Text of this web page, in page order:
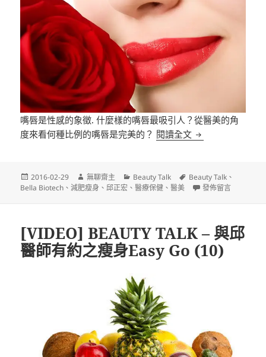
嘴唇是性感的象徵. 什麼樣的嘴唇最吸引人？從醫美的角
度來看何種比例的嘴唇是完美的？ 閱讀全文 [VIDEO]
發
佈
2016-02-29
作
者
無聊齋主
分
類
Beauty Talk
標
籤
Beauty Talk 、
Bella Biotech 、減肥瘦身 、邱正宏 、醫療保健 、醫美 在〈[VIDEO]
發佈留言
[VIDEO] BEAUTY TALK – 與邱
醫師有約之瘦身Easy Go (10)